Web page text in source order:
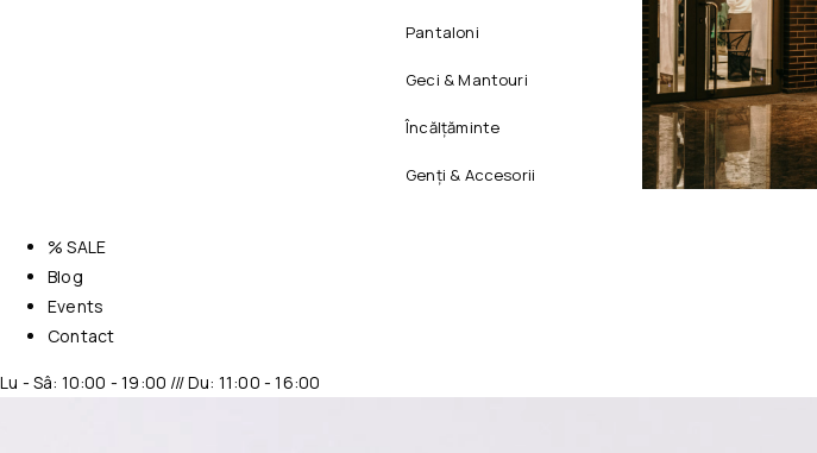
Pantaloni
Geci & Mantouri
Încălțăminte
Genți & Accesorii
% SALE
Blog
Events
Contact
Lu - Sâ: 10:00 - 19:00 /// Du: 11:00 - 16:00